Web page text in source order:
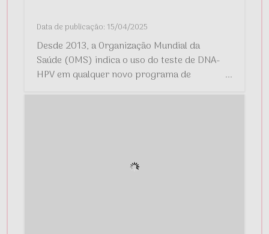
Data de publicação: 15/04/2025
Desde 2013, a Organização Mundial da
Saúde (OMS) indica o uso do teste de DNA-
HPV em qualquer novo programa de
...